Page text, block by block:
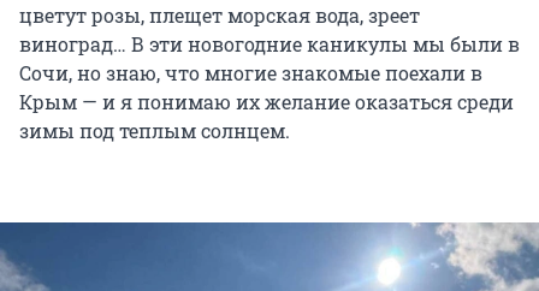
цветут розы, плещет морская вода, зреет
виноград… В эти новогодние каникулы мы были в
Сочи, но знаю, что многие знакомые поехали в
Крым — и я понимаю их желание оказаться среди
зимы под теплым солнцем.